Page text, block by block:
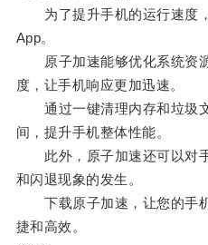
为了提升手机的运行速度
App。
原子加速能够优化系统资
度，让手机响应更加迅速。
通过一键清理内存和垃圾
间，提升手机整体性能。
此外，原子加速还可以对
和闪退现象的发生。
下载原子加速，让您的手
捷和高效。